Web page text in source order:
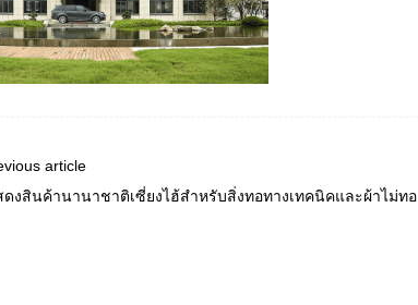
article
ดงสินค้านานาชาติเซี่ยงไฮ้สำหรับสิ่งทอทางเทคนิคและผ้าไม่ทอ